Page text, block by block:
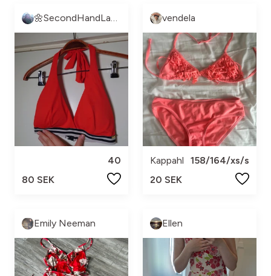
40
80 SEK
vendela
Kappahl
158/164/xs/s
20 SEK
Emily Neeman Ellen